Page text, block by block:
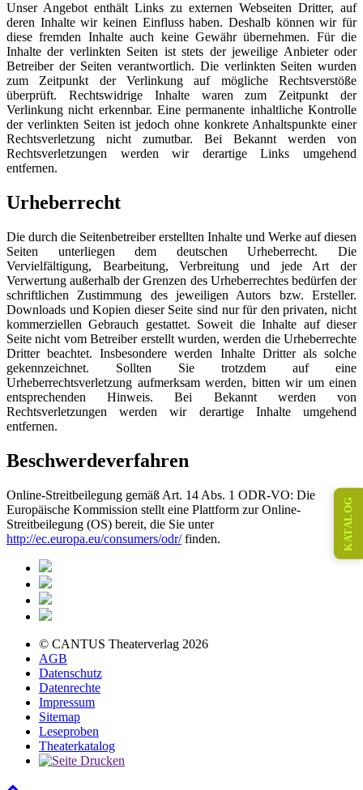
Unser Angebot enthält Links zu externen Webseiten Dritter, auf
deren Inhalte wir keinen Einfluss haben. Deshalb können wir für
diese fremden Inhalte auch keine Gewähr übernehmen. Für die
Inhalte der verlinkten Seiten ist stets der jeweilige Anbieter oder
Betreiber der Seiten verantwortlich. Die verlinkten Seiten wurden
zum Zeitpunkt der Verlinkung auf mögliche Rechtsverstöße
überprüft. Rechtswidrige Inhalte waren zum Zeitpunkt der
Verlinkung nicht erkennbar. Eine permanente inhaltliche Kontrolle
der verlinkten Seiten ist jedoch ohne konkrete Anhaltspunkte einer
Rechtsverletzung nicht zumutbar. Bei Bekannt werden von
Rechtsverletzungen werden wir derartige Links umgehend
entfernen.
Urheberrecht
Die durch die Seitenbetreiber erstellten Inhalte und Werke auf diesen
Seiten unterliegen dem deutschen Urheberrecht. Die
Vervielfältigung, Bearbeitung, Verbreitung und jede Art der
Verwertung außerhalb der Grenzen des Urheberrechtes bedürfen der
schriftlichen Zustimmung des jeweiligen Autors bzw. Ersteller.
Downloads und Kopien dieser Seite sind nur für den privaten, nicht
kommerziellen Gebrauch gestattet. Soweit die Inhalte auf dieser
Seite nicht vom Betreiber erstellt wurden, werden die Urheberrechte
Dritter beachtet. Insbesondere werden Inhalte Dritter als solche
gekennzeichnet. Sollten Sie trotzdem auf eine
Urheberrechtsverletzung aufmerksam werden, bitten wir um einen
entsprechenden Hinweis. Bei Bekannt werden von
Rechtsverletzungen werden wir derartige Inhalte umgehend
entfernen.
Beschwerdeverfahren
Online-Streitbeilegung gemäß Art. 14 Abs. 1 ODR-VO: Die
Europäische Kommission stellt eine Plattform zur Online-
Streitbeilegung (OS) bereit, die Sie unter
http://ec.europa.eu/consumers/odr/finden.
© CANTUS Theaterverlag 2026
AGB
Datenschutz
Datenrechte
Impressum
Sitemap
Leseproben
Theaterkatalog
KATALOG